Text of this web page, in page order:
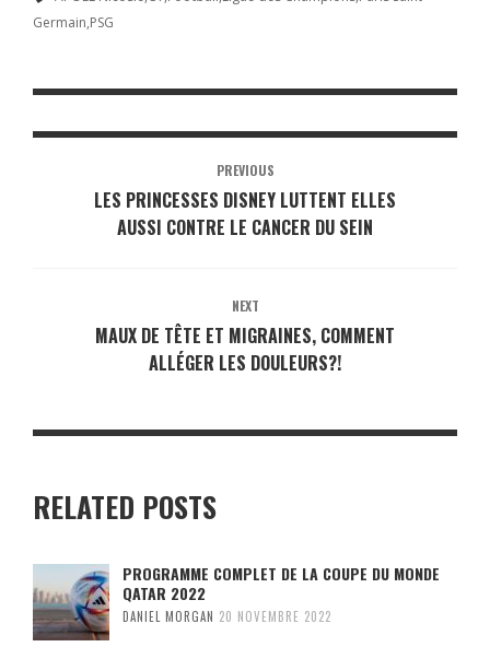
Germain PSG
PREVIOUS
LES PRINCESSES DISNEY LUTTENT ELLES
AUSSI CONTRE LE CANCER DU SEIN
NEXT
MAUX DE TÊTE ET MIGRAINES, COMMENT
ALLÉGER LES DOULEURS?!
RELATED POSTS
PROGRAMME COMPLET DE LA COUPE DU MONDE
QATAR 2022
DANIEL MORGAN 20 NOVEMBRE 2022